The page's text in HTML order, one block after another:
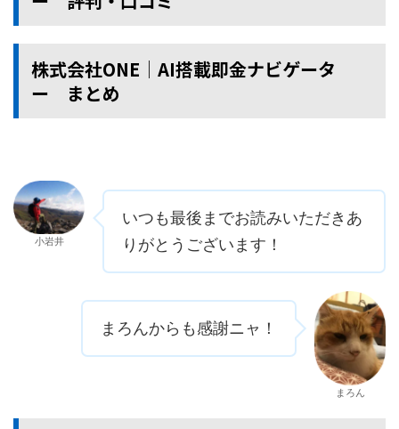
株式会社ONE│AI搭載即金ナビゲータ
ー まとめ
小岩井
いつも最後までお読みいただきあ
りがとうございます！
まろんからも感謝ニャ！
まろん